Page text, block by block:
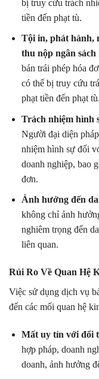
bị truy cứu trách
tiền đến phạt tù.
Tội in, phát hành,
thu nộp ngân
bán trái phép hóa
có thể bị truy cứu
phạt tiền đến phạt tù.
Trách nhiệm hình
Người đại diện
nhiệm hình sự đối
doanh nghiệp, bao
đơn.
Ảnh hưởng đến
không chỉ ảnh
nghiêm trọng đến
liên quan.
Rủi Ro Về Quan Hệ
Việc sử dụng dịch vụ
đến các mối quan hệ
Mất uy tín với đối
hợp pháp, doanh
doanh, ảnh hưởng